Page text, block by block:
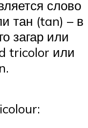
слово
тан (tan) – в
загар или
tricolor или